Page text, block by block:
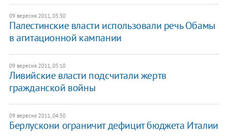
09 вересня 2011, 05:30
Палестинские власти использовали речь Обамы
в агитационной кампании
09 вересня 2011, 05:10
Ливийские власти подсчитали жертв
гражданской войны
09 вересня 2011, 04:50
Берлускони ограничит дефицит бюджета Италии